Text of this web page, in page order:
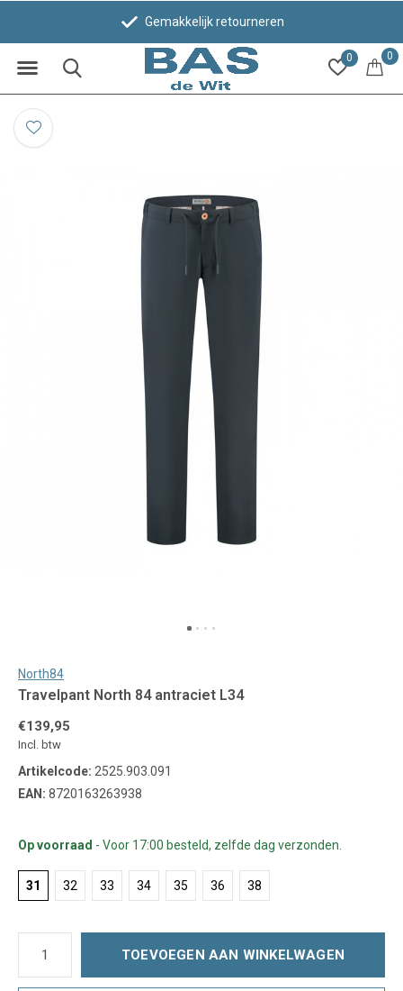
0 0
Gemakkelijk retourneren
North84
Travelpant North 84 antraciet L34
€139,95
Incl. btw
Artikelcode: 2525.903.091
EAN: 8720163263938
Op voorraad - Voor 17:00 besteld, zelfde dag verzonden.
31 32 33 34 35 36 38
TOEVOEGEN AAN WINKELWAGEN